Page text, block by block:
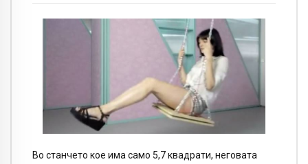
Во станчето кое има само 5,7 квадрати, неговата